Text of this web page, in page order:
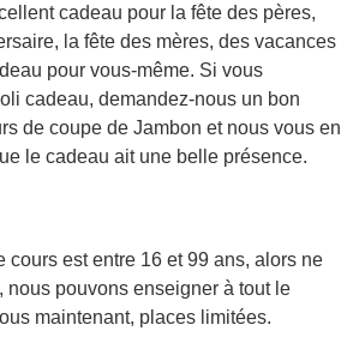
cadeau pour la fête des pères,
la fête des mères, des vacances
pour vous-même. Si vous
cadeau, demandez-nous un bon
de coupe de Jambon et nous vous en
le cadeau ait une belle présence.
cours est entre 16 et 99 ans, alors ne
nous pouvons enseigner à tout le
maintenant, places limitées.